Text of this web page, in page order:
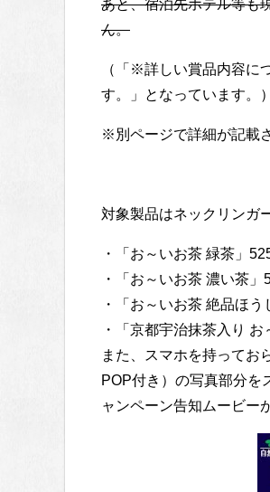
あと、宿泊先ホテル等も
ん。
（「※詳しい賞品内容に
す。」となっています。）
※別ページで詳細が記載
対象製品はネックリンガ
・「お～いお茶 緑茶」
・「お～いお茶 濃い茶
・「お～いお茶 絶品ほ
・「京都宇治抹茶入り
また、スマホを持って
POP付き）の写真部分を
ャンペーン告知ムービー